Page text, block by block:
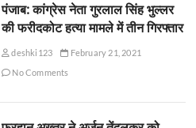
पंजाब: कांग्रेस नेता गुरलाल सिंह भुल्लर
की फरीदकोट हत्या मामले में तीन गिरफ्तार
deshki123
February 21, 2021
No Comments